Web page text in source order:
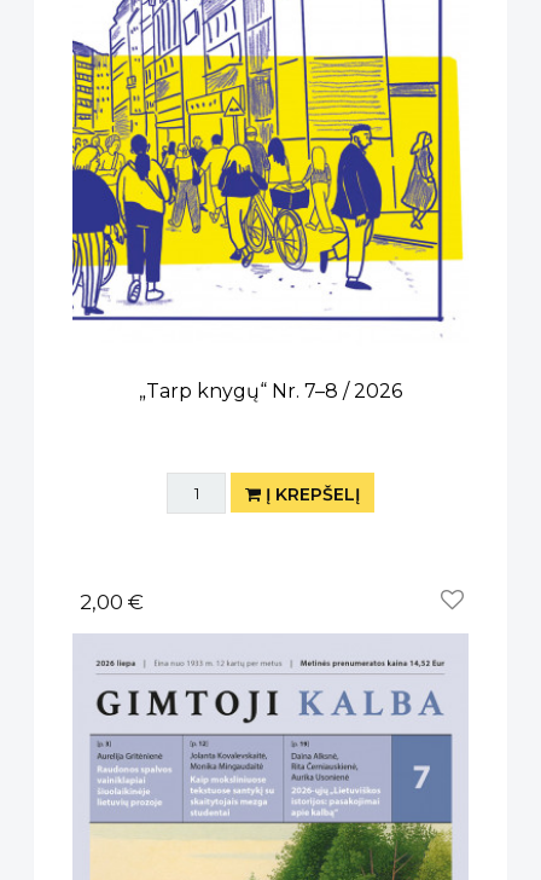
„Tarp knygų“ Nr. 7–8 / 2026
Į KREPŠELĮ
2,00 €